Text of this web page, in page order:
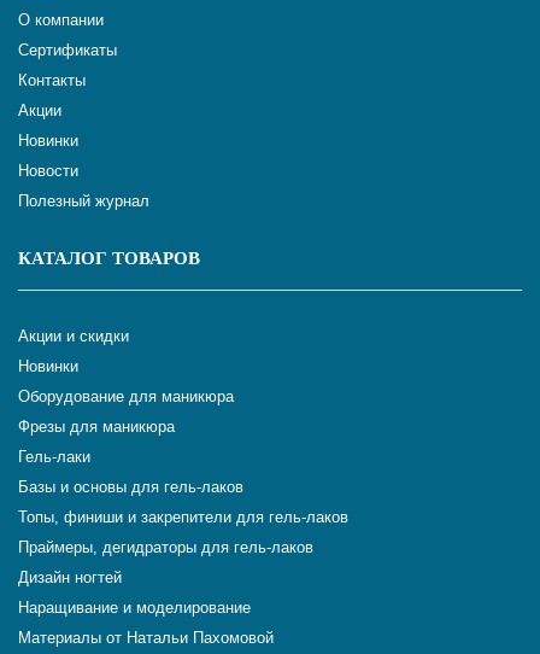
О компании
Сертификаты
Контакты
Акции
Новинки
Новости
Полезный журнал
КАТАЛОГ ТОВАРОВ
Акции и скидки
Новинки
Оборудование для маникюра
Фрезы для маникюра
Гель-лаки
Базы и основы для гель-лаков
Топы, финиши и закрепители для гель-лаков
Праймеры, дегидраторы для гель-лаков
Дизайн ногтей
Наращивание и моделирование
Материалы от Натальи Пахомовой